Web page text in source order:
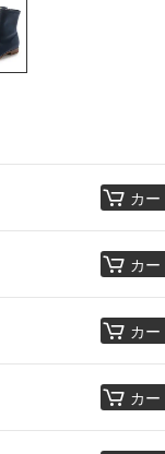
カー
カー
カー
カー